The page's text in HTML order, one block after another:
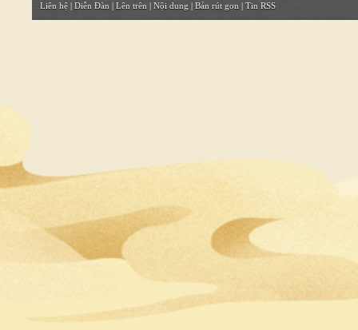
Liên hệ | Diễn Đàn | Lên trên | Nội dung | Bản rút gọn | Tin RSS